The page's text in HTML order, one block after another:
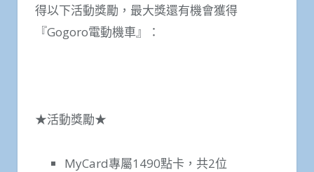
得以下活動獎勵，最大獎還有機會獲得
『Gogoro電動機車』：
★活動獎勵★
MyCard專屬1490點卡，共2位